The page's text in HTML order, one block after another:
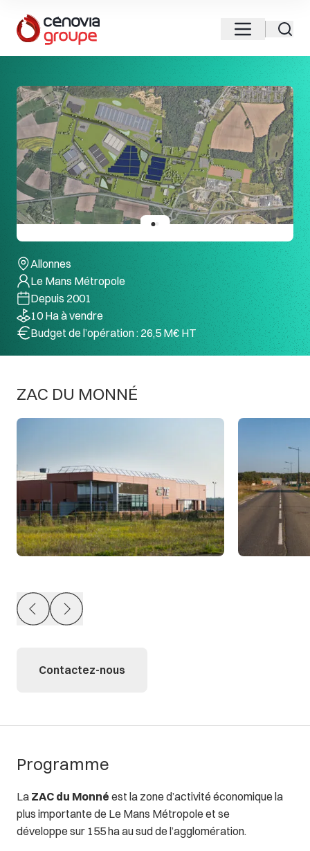
Allonnes
Le Mans Métropole
Depuis 2001
10 Ha à vendre
Budget de l’opération : 26,5 M€ HT
ZAC DU MONNÉ
Contactez-nous
Programme
La ZAC du Monné est la zone d’activité économique la
plus importante de Le Mans Métropole et se
développe sur 155 ha au sud de l’agglomération.